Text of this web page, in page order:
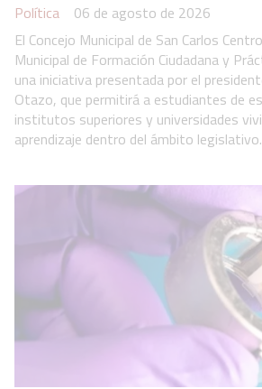
Política
06 de agosto de 2026
El Concejo Municipal de San Carlos
Municipal de Formación Ciudadana y
una iniciativa presentada por el
Otazo, que permitirá a estudiantes de
institutos superiores y universidades
aprendizaje dentro del ámbito legislativo.